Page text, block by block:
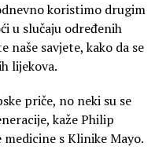
koristimo drugim
u slučaju određenih
naše savjete, kako da se
lijekova.
priče, no neki su se
kaže Philip
s Klinike Mayo.